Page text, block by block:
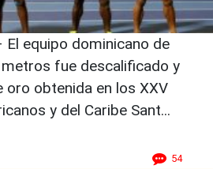
El equipo dominicano de
fue descalificado y
oro obtenida en los XXV
y del Caribe Sant...
54